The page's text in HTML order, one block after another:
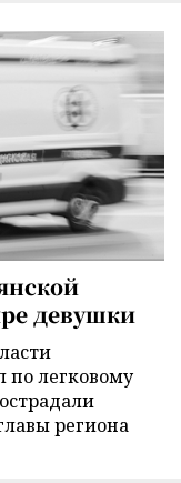
девушки
по легковому
региона